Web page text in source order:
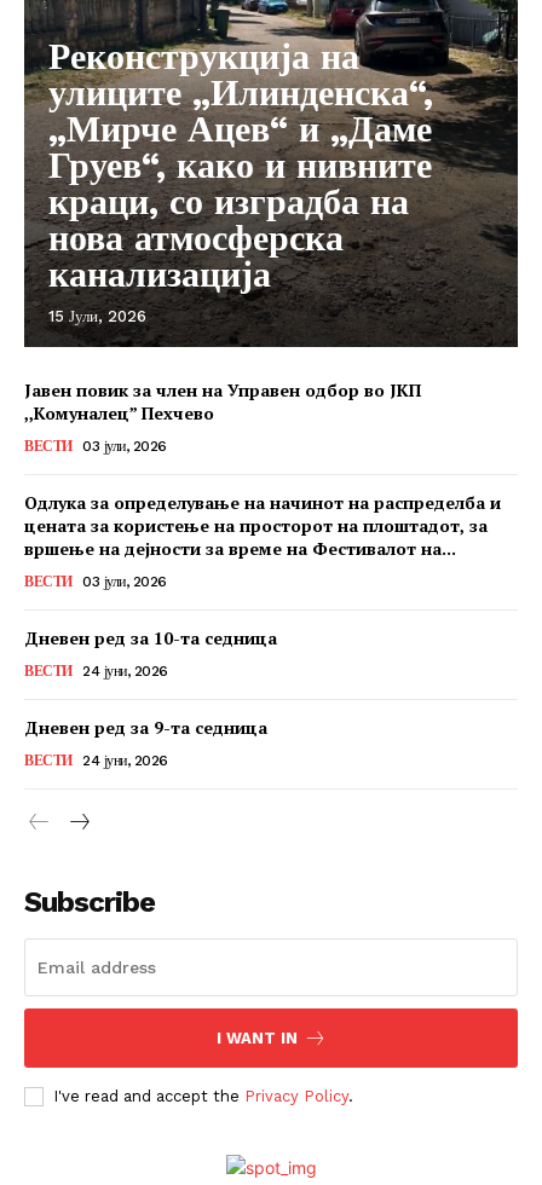
Реконструкција на
улиците „Илинденска“,
„Мирче Ацев“ и „Даме
Груев“, како и нивните
краци, со изградба на
нова атмосферска
канализација
15 Јули, 2026
Јавен повик за член на Управен одбор во ЈКП
,,Комуналец” Пехчево
ВЕСТИ 03 јули, 2026
Одлука за определување на начинот на распределба и
цената за користење на просторот на плоштадот, за
вршење на дејности за време на Фестивалот на...
ВЕСТИ 03 јули, 2026
Дневен ред за 10-та седница
ВЕСТИ 24 јуни, 2026
Дневен ред за 9-та седница
ВЕСТИ 24 јуни, 2026
Subscribe
I WANT IN
I've read and accept the Privacy Policy.